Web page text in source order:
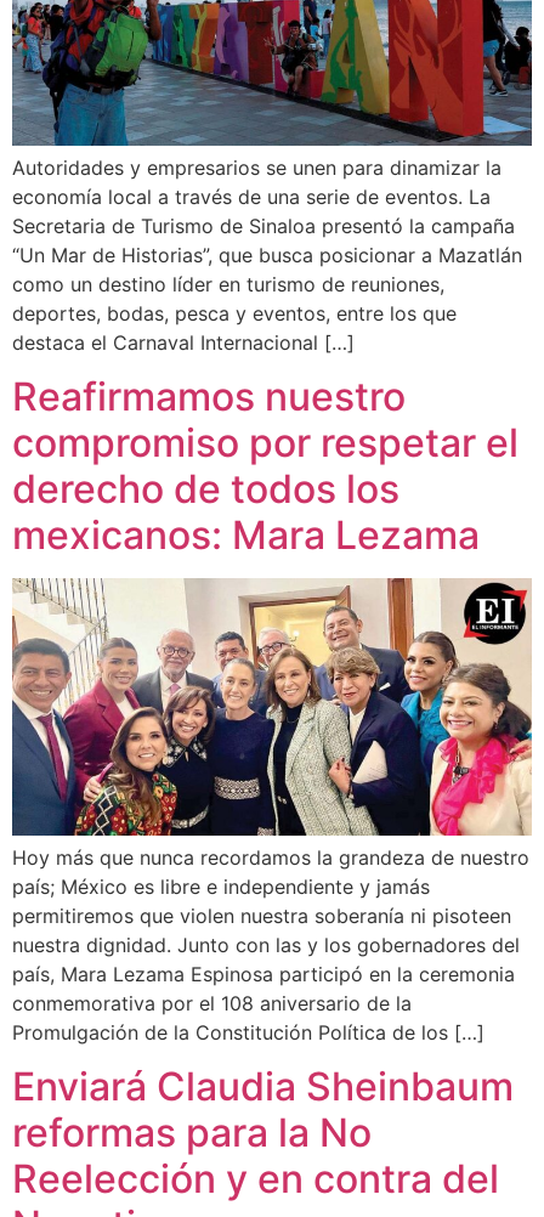
Autoridades y empresarios se unen para dinamizar la
economía local a través de una serie de eventos. La
Secretaria de Turismo de Sinaloa presentó la campaña
“Un Mar de Historias”, que busca posicionar a Mazatlán
como un destino líder en turismo de reuniones,
deportes, bodas, pesca y eventos, entre los que
destaca el Carnaval Internacional […]
Reafirmamos nuestro
compromiso por respetar el
derecho de todos los
mexicanos: Mara Lezama
Hoy más que nunca recordamos la grandeza de nuestro
país; México es libre e independiente y jamás
permitiremos que violen nuestra soberanía ni pisoteen
nuestra dignidad. Junto con las y los gobernadores del
país, Mara Lezama Espinosa participó en la ceremonia
conmemorativa por el 108 aniversario de la
Promulgación de la Constitución Política de los […]
Enviará Claudia Sheinbaum
reformas para la No
Reelección y en contra del